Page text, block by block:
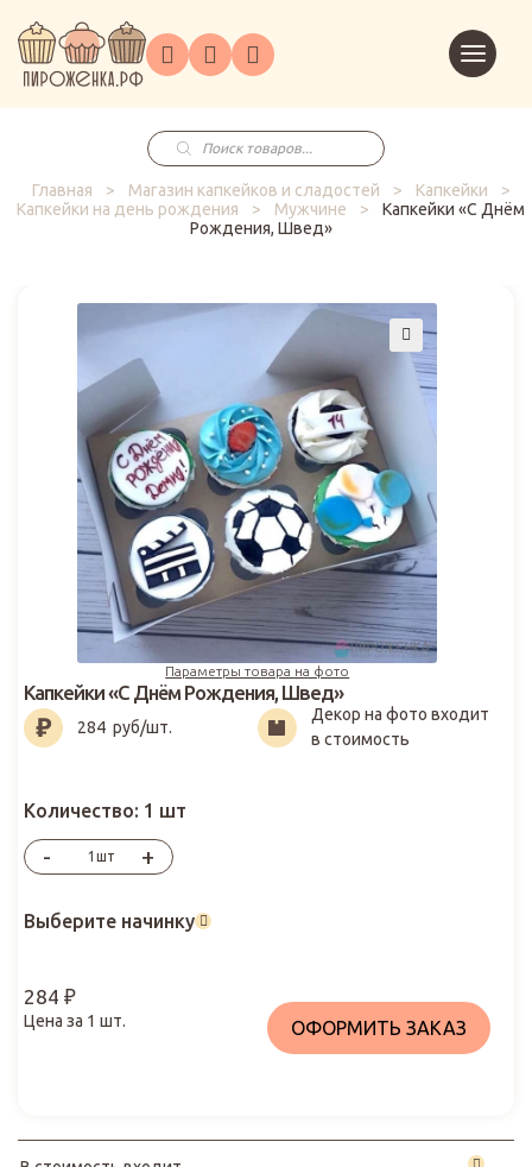
ГлавнаяКаталог
на
заказ
Праздники
Корпоративным
клиентам
в
корзину
Поиск
товаров
Главная
> Магазин капкейков и сладостей > Капкейки
>
Капкейки на день рождения
> Мужчине >
Капкейки «С Днём
Рождения, Швед»
Параметры товара на фото
284₽
Капкейки «С Днём Рождения, Швед»
284 руб/шт.
Декор на фото входит
в стоимость
Количество: 1 шт
- шт +
Выберите начинку
284 ₽
Цена за 1 шт. ОФОРМИТЬ ЗАКАЗ